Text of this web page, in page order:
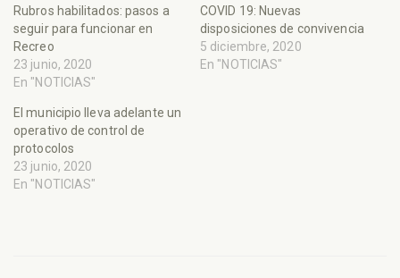
Rubros habilitados: pasos a
seguir para funcionar en
Recreo
23 junio, 2020
En "NOTICIAS"
COVID 19: Nuevas
disposiciones de convivencia
5 diciembre, 2020
En "NOTICIAS"
El municipio lleva adelante un
operativo de control de
protocolos
23 junio, 2020
En "NOTICIAS"